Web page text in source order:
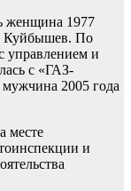
женщина 1977
Куйбышев. По
управлением и
с «ГАЗ-
2005 года
месте
и